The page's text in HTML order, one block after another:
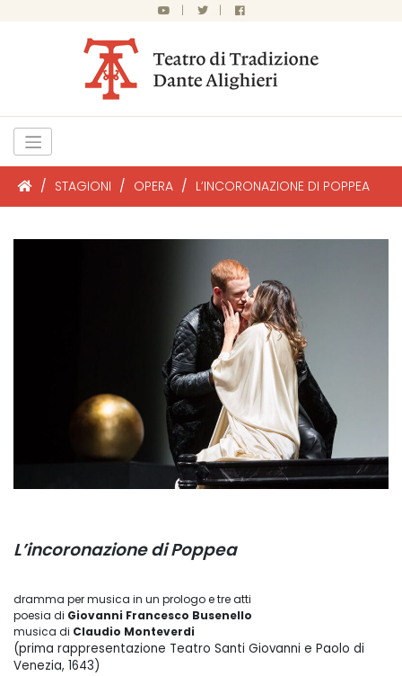
| |
/ STAGIONI / OPERA / L’INCORONAZIONE DI POPPEA
L’incoronazione di Poppea
dramma per musica in un prologo e tre atti
poesia di Giovanni Francesco Busenello
musica di Claudio Monteverdi
(prima rappresentazione Teatro Santi Giovanni e Paolo di
Venezia, 1643)